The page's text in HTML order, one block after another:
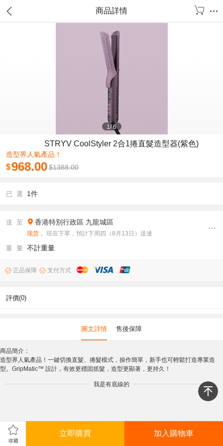
商品詳情
1/6
STRYV CoolStyler 2合1捲直髮造型器(紫色)
造型界人氣產品！
$968.00$1388.00
已 選 1件
送 至 香港特別行政區 九龍城區
现货 ， 現在下單，預計下周四（8月13日）送達
重 量 不計重量
正品保障 支付方式
評價(0)
圖文詳情 售後保障
商品簡介：
造型界人氣產品！一鍵切換直髮、捲髮模式，操作簡單，新手也可輕鬆打造專業造
型。GripMatic™ 設計，有效更穩固抓髮，造型更顯著，更持久！
我是有底線的
立即購買 加入購物車